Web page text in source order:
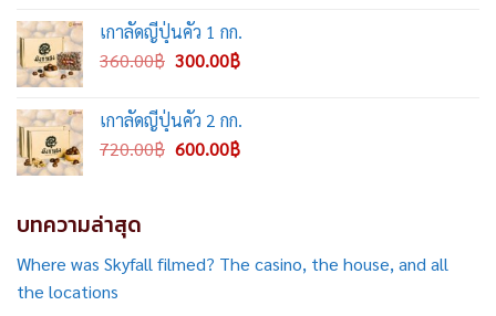
was:
1,180.00฿.
เกาลัดญี่ปุ่นคั่ว 1 กก.
360.00฿ Original
was:
360.00฿.
300.00฿Current
300.00฿.
เกาลัดญี่ปุ่นคั่ว 2 กก.
720.00฿ Original
600.00฿Current
บทความล่าสุด
Where was Skyfall filmed? The casino, the house, and all
the locations